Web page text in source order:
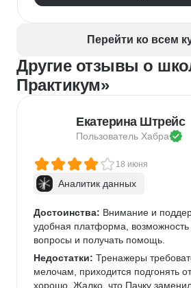
Перейти ко всем
Другие отзывы о
Практикум»
Екатерина Штрейс
Пользователь Хабра
18 июня
Аналитик данных
Достоинства: Внимание и
удобная платформа, возможность
вопросы и получать помощь.
Недостатки: Тренажеры
мелочам, приходится подгонять
хорошо. Жалко, что Пачку